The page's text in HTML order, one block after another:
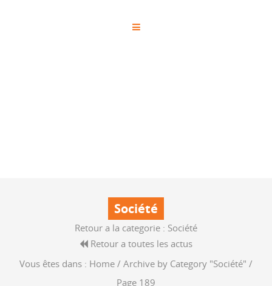
Société
Retour a la categorie : Société
Retour a toutes les actus
Vous êtes dans : Home / Archive by Category "Société" /
Page 189